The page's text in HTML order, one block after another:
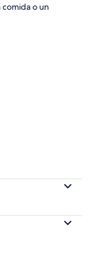
comida o un